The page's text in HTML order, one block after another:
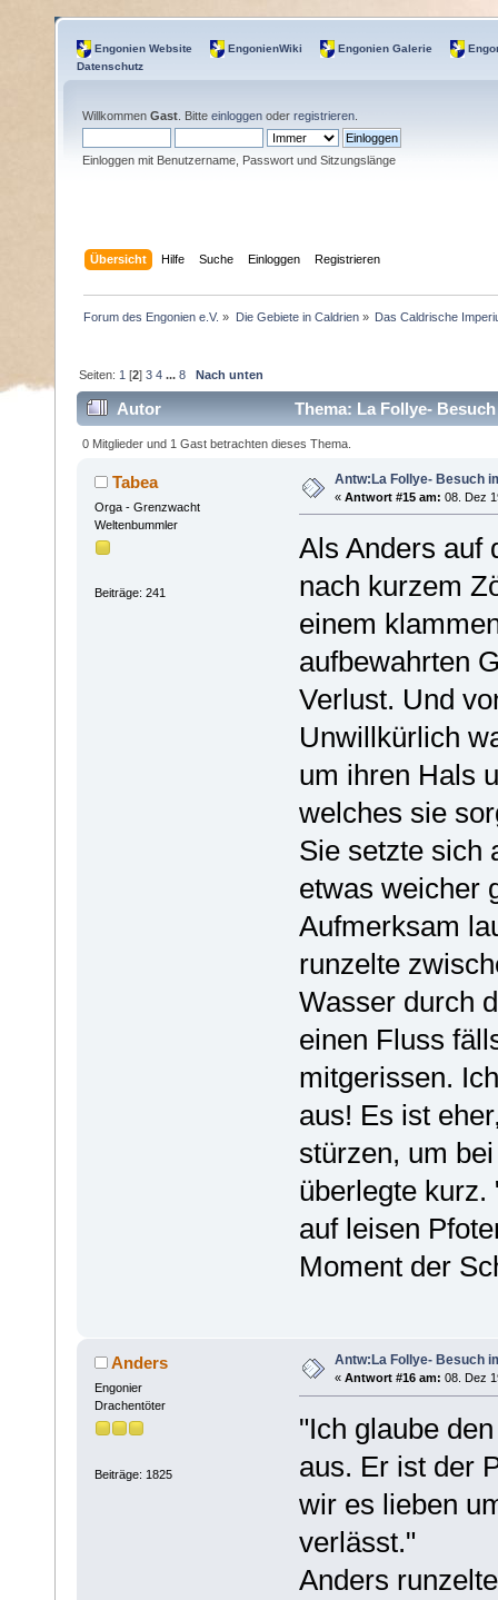
Engonien Website EngonienWiki Engonien Galerie
Datenschutz
Willkommen Gast . Bitte einloggen oder registrieren
Einloggen mit Benutzername, Passwort und Sitzungslänge
Übersicht Hilfe Suche Einloggen Registrieren
Forum des Engonien e.V. » Die Gebiete in Caldrien» Das Caldrische
Seiten: 1 [2]3 4 ...8 Nach unten
Autor Thema: La Follye-
0 Mitglieder und 1 Gast betrachten dieses Thema.
Tabea
Orga - Grenzwacht
Weltenbummler
Beiträge: 241
Antw:La Follye- Besuch
« Antwort #15 am: 08. Dez
Als Anders auf
nach kurzem
einem
aufbewahrten
Verlust. Und
Unwillkürlich
um ihren Hals
welches sie
Sie setzte sich
etwas weicher
Aufmerksam
runzelte
Wasser durch
einen Fluss
mitgerissen.
aus! Es ist
stürzen, um
überlegte kurz.
auf leisen
Moment der
Anders
Engonier
Drachentöter
Beiträge: 1825
Antw:La Follye- Besuch
« Antwort #16 am: 08. Dez
"Ich glaube
aus. Er ist der
wir es lieben
verlässt."
Anders